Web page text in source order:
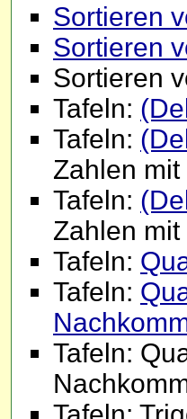
Sortieren
Sortieren
Sortieren
Tafeln:
Tafeln:
Zahlen
Tafeln:
Zahlen
Tafeln:
Tafeln:
Tafeln: